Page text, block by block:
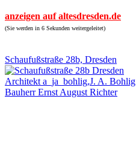
anzeigen auf altesdresden.de
(Sie werden in 6 Sekunden weitergeleitet)
Schaufußstraße 28b, Dresden
Architekt a_ja_bohlig,J. A. Bohlig
Bauherr Ernst August Richter